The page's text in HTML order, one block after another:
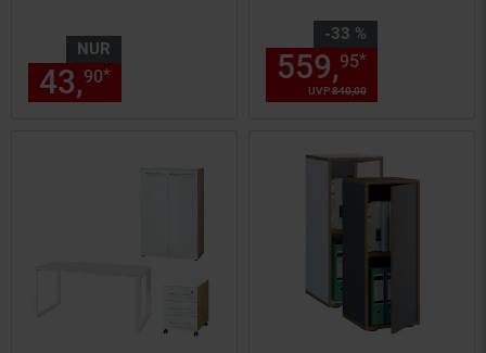
der Serie Malivo
NUR
43,90* € Sternchen
-33 %
Sie Sparen 33 Prozent,
UVP840,00
559,95*